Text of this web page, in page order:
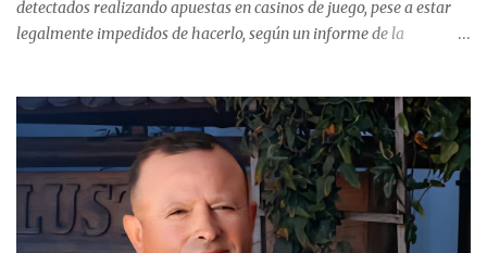
detectados realizando apuestas en casinos de juego, pese a estar
legalmente impedidos de hacerlo, según un informe de la
estableció que estos funcionarios —quienes administran o
custodian fondos públicos— efectuaron transacciones por un
monto total de $116.075.918 entre enero de 2024 y junio de 2025.
En el detalle regional, se indica que en la comuna de Cauquenes se
identificó a cuatro funcionarios involucrados en este tipo de
operaciones. Asimismo, se precisa que uno de los casos